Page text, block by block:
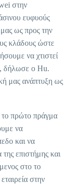
στην
ευφυούς
ως προς την
κλάδους ώστε
να χτιστεί
δήλωσε ο Hu.
μας ανάπτυξη ως
το πρώτο πράγμα
να
και να
επιστήμης και
στο το
στην